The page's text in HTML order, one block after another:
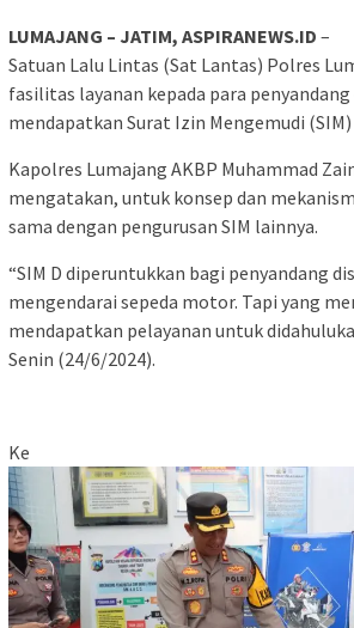
LUMAJANG – JATIM, ASPIRANEWS.ID –
Satuan Lalu Lintas (Sat Lantas) Polres
fasilitas layanan kepada para
mendapatkan Surat Izin Mengemudi (SIM)
Kapolres Lumajang AKBP Muhammad
mengatakan, untuk konsep dan
sama dengan pengurusan SIM lainnya.
“SIM D diperuntukkan bagi penyandang
mengendarai sepeda motor. Tapi yang
mendapatkan pelayanan untuk
Senin (24/6/2024).
Ke